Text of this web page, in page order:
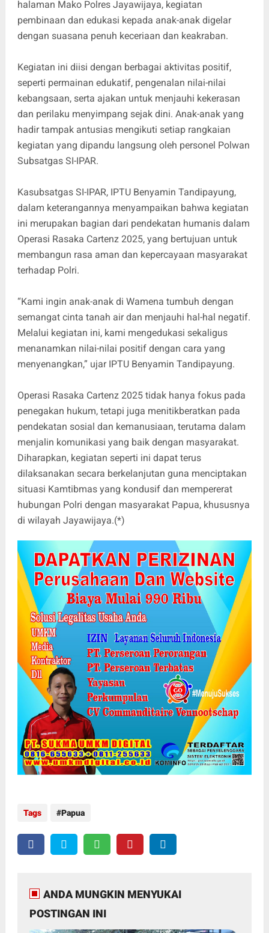
halaman Mako Polres Jayawijaya, kegiatan
pembinaan dan edukasi kepada anak-anak digelar
dengan suasana penuh keceriaan dan keakraban.
Kegiatan ini diisi dengan berbagai aktivitas positif,
seperti permainan edukatif, pengenalan nilai-nilai
kebangsaan, serta ajakan untuk menjauhi kekerasan
dan perilaku menyimpang sejak dini. Anak-anak yang
hadir tampak antusias mengikuti setiap rangkaian
kegiatan yang dipandu langsung oleh personel Polwan
Subsatgas SI-IPAR.
Kasubsatgas SI-IPAR, IPTU Benyamin Tandipayung,
dalam keterangannya menyampaikan bahwa kegiatan
ini merupakan bagian dari pendekatan humanis dalam
Operasi Rasaka Cartenz 2025, yang bertujuan untuk
membangun rasa aman dan kepercayaan masyarakat
terhadap Polri.
“Kami ingin anak-anak di Wamena tumbuh dengan
semangat cinta tanah air dan menjauhi hal-hal negatif.
Melalui kegiatan ini, kami mengedukasi sekaligus
menanamkan nilai-nilai positif dengan cara yang
menyenangkan,” ujar IPTU Benyamin Tandipayung.
Operasi Rasaka Cartenz 2025 tidak hanya fokus pada
penegakan hukum, tetapi juga menitikberatkan pada
pendekatan sosial dan kemanusiaan, terutama dalam
menjalin komunikasi yang baik dengan masyarakat.
Diharapkan, kegiatan seperti ini dapat terus
dilaksanakan secara berkelanjutan guna menciptakan
situasi Kamtibmas yang kondusif dan mempererat
hubungan Polri dengan masyarakat Papua, khususnya
di wilayah Jayawijaya.(*)
Tags Papua
ANDA MUNGKIN MENYUKAI
POSTINGAN INI